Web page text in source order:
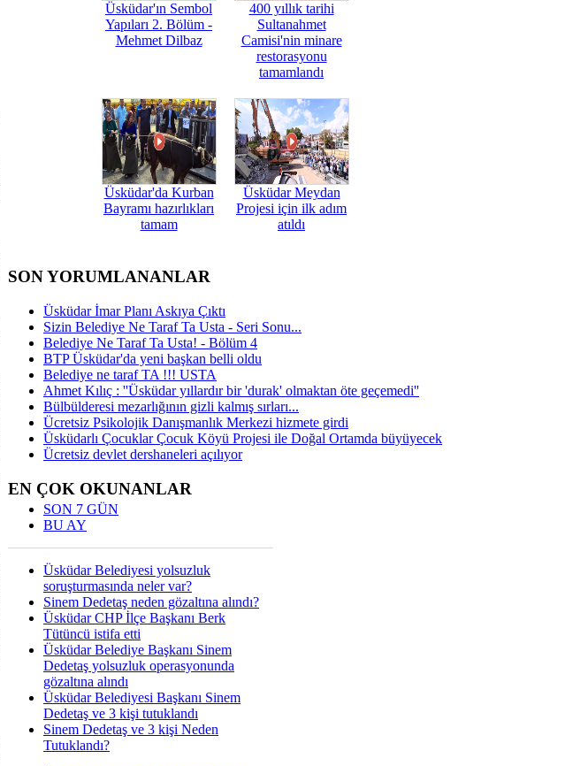
Üsküdar'ın Sembol
Yapıları 2. Bölüm -
Mehmet Dilbaz
400 yıllık tarihi
Sultanahmet
Camisi'nin minare
restorasyonu
tamamlandı
Üsküdar'da Kurban
Bayramı hazırlıkları
tamam
Üsküdar Meydan
Projesi için ilk adım
atıldı
SON YORUMLANANLAR
Üsküdar İmar Planı Askıya Çıktı
Sizin Belediye Ne Taraf Ta Usta - Seri Sonu...
Belediye Ne Taraf Ta Usta! - Bölüm 4
BTP Üsküdar'da yeni başkan belli oldu
Belediye ne taraf TA !!! USTA
Ahmet Kılıç : ''Üsküdar yıllardır bir 'durak' olmaktan öte geçemedi''
Bülbülderesi mezarlığının gizli kalmış sırları...
Ücretsiz Psikolojik Danışmanlık Merkezi hizmete girdi
Üsküdarlı Çocuklar Çocuk Köyü Projesi ile Doğal Ortamda büyüyecek
Ücretsiz devlet dershaneleri açılıyor
EN ÇOK OKUNANLAR
SON 7 GÜN
BU AY
Üsküdar Belediyesi yolsuzluk
soruşturmasında neler var?
Sinem Dedetaş neden gözaltına alındı?
Üsküdar CHP İlçe Başkanı Berk
Tütüncü istifa etti
Üsküdar Belediye Başkanı Sinem
Dedetaş yolsuzluk operasyonunda
gözaltına alındı
Üsküdar Belediyesi Başkanı Sinem
Dedetaş ve 3 kişi tutuklandı
Sinem Dedetaş ve 3 kişi Neden
Tutuklandı?